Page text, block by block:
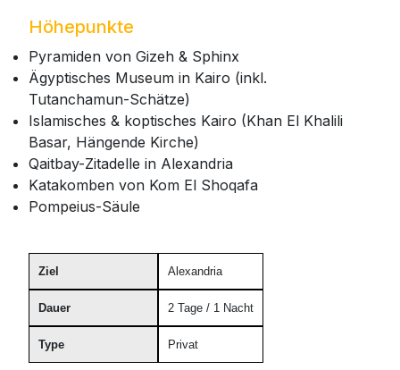
Höhepunkte
Pyramiden von Gizeh & Sphinx
Ägyptisches Museum in Kairo (inkl.
Tutanchamun-Schätze)
Islamisches & koptisches Kairo (Khan El Khalili
Basar, Hängende Kirche)
Qaitbay-Zitadelle in Alexandria
Katakomben von Kom El Shoqafa
Pompeius-Säule
Ziel
Dauer
Type
Alexandria
2 Tage / 1 Nacht
Privat